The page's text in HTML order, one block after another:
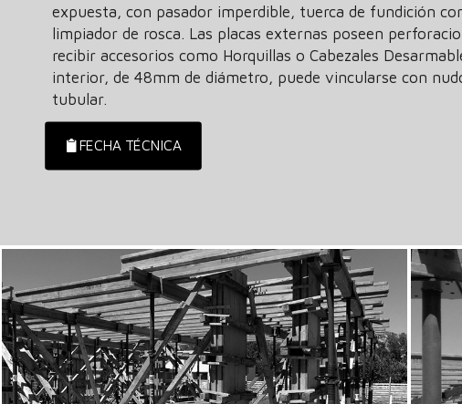
expuesta, con pasador imperdible, tuerca de fundición
limpiador de rosca. Las placas externas poseen
recibir accesorios como Horquillas o Cabezales
interior, de 48mm de diámetro, puede vincularse con
tubular.
FECHA TÉCNICA